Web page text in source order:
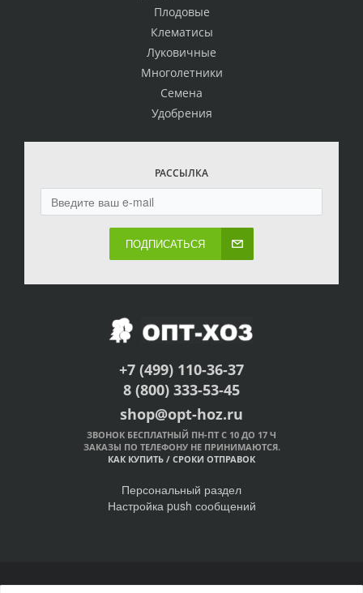
Плодовые
Клематисы
Луковичные
Многолетники
Семена
Удобрения
РАССЫЛКА
ПОДПИСАТЬСЯ
+7 (499) 110-36-37
8 (800) 333-53-45
shop@opt-hoz.ru
ЗВОНОК БЕСПЛАТНЫЙ ПН-ПТ С 10 ДО 17 Ч
ЗАКАЗЫ ПО ТЕЛЕФОНУ НЕ ПРИНИМАЮТСЯ.
КАК КУПИТЬ / СРОКИ ОТПРАВОК
Персональный раздел
Настройка push сообщений
© Интернет-магазин ОПТ-ХОЗ, 2011-2026